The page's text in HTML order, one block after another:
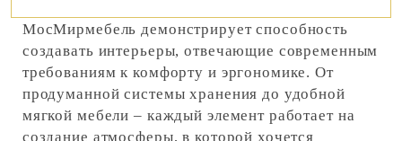
МосМирмебель демонстрирует способность
создавать интерьеры, отвечающие современным
требованиям к комфорту и эргономике. От
продуманной системы хранения до удобной
мягкой мебели – каждый элемент работает на
создание атмосферы, в которой хочется